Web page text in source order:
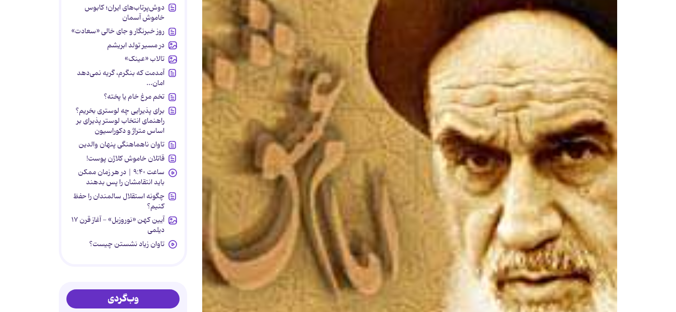
دوش‌پرتاب‌های ایران؛ کابوس
خاموش آسمان
روز خبرنگار و جای خالی «سعادت»
در مسیر تولد ابریشم
تالاب «عینک»
آمدمت که بنگرم، گریه نمی‌دهد
امان...
تخم مرغ خام یا پخته؟
برای پذیرایی چه لوستری بخریم؟
راهنمای انتخاب لوستر پذیرای بر
اساس متراژ و دکوراسیون
تاوان ناهماهنگی پنهان والدین
قاتلان خاموش کلاژن پوست!
ساعت ۹:۴۰ | در هر زمان ممکن
باید انتقامشان را پس بدهند
چگونه استقلال سالمندان را حفظ
کنیم؟
آیین کهن «نوروزبل» - آغاز قرن ۱۷
دیلمی
تاوان زیاد نشستن چیست؟
وب‌گردی